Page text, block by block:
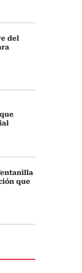
del
que